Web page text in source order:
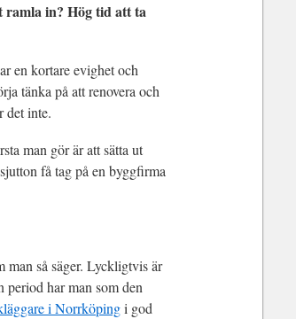
ramla in? Hög tid att ta
en kortare evighet och
tänka på att renovera och
det inte.
man gör är att sätta ut
få tag på en byggfirma
man så säger. Lyckligtvis är
har man som den
i Norrköpingi god